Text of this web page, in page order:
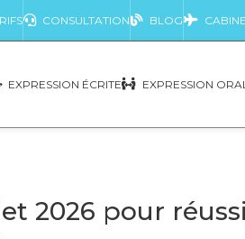
CONSULTATION BLOG
EXPRESSION ÉCRITE EXPRESSION
2026 pour